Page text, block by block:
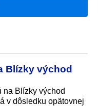
Blízky východ
na Blízky východ
v dôsledku opätovnej